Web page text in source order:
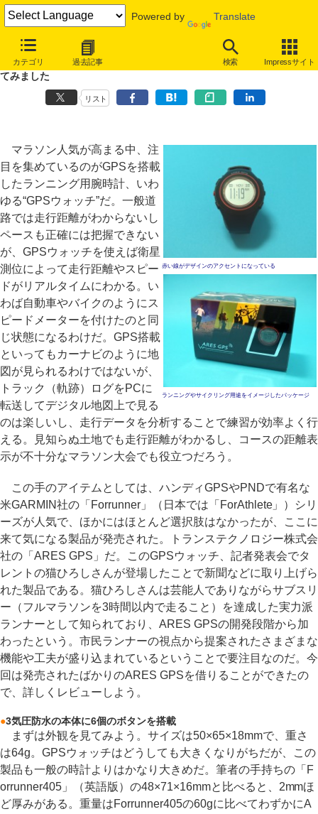
Powered by Translate
カテゴリ 過去記事 検索 Impressサイト
趣味のインターネット地図ウォッチ
第100回：猫ひろしさん共同開発のGPSウォッチ「ARES GPS」を使っ
てみました
リスト
赤い線がデザインのアクセントになっている
ランニングやサイクリング用途をイメージしたパッケージ
マラソン人気が高まる中、注
目を集めているのがGPSを搭載
したランニング用腕時計、いわ
ゆる“GPSウォッチ”だ。一般道
路では走行距離がわからないし
ペースも正確には把握できない
が、GPSウォッチを使えば衛星
測位によって走行距離やスピー
ドがリアルタイムにわかる。い
わば自動車やバイクのようにス
ピードメーターを付けたのと同
じ状態になるわけだ。GPS搭載
といってもカーナビのように地
図が見られるわけではないが、
トラック（軌跡）ログをPCに
転送してデジタル地図上で見る
のは楽しいし、走行データを分析することで練習が効率よく行
える。見知らぬ土地でも走行距離がわかるし、コースの距離表
示が不十分なマラソン大会でも役立つだろう。
この手のアイテムとしては、ハンディGPSやPNDで有名な
米GARMIN社の「Forrunner」（日本では「ForAthlete」）シリ
ーズが人気で、ほかにはほとんど選択肢はなかったが、ここに
来て気になる製品が発売された。トランステクノロジー株式会
社の「ARES GPS」だ。このGPSウォッチ、記者発表会でタ
レントの猫ひろしさんが登場したことで新聞などに取り上げら
れた製品である。猫ひろしさんは芸能人でありながらサブスリ
ー（フルマラソンを3時間以内で走ること）を達成した実力派
ランナーとして知られており、ARES GPSの開発段階から加
わったという。市民ランナーの視点から提案されたさまざまな
機能や工夫が盛り込まれているということで要注目なのだ。今
回は発売されたばかりのARES GPSを借りることができたの
で、詳しくレビューしよう。
●3気圧防水の本体に6個のボタンを搭載
まずは外観を見てみよう。サイズは50×65×18mmで、重さ
は64g。GPSウォッチはどうしても大きくなりがちだが、この
製品も一般の時計よりはかなり大きめだ。筆者の手持ちの「F
orrunner405」（英語版）の48×71×16mmと比べると、2mmほ
ど厚みがある。重量はForrunner405の60gに比べてわずかにA